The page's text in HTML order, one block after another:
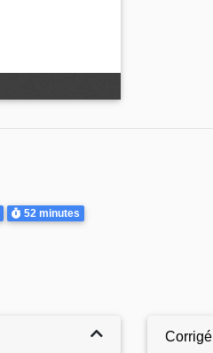
Durée
52 minutes
Corrigé